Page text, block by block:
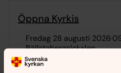
Öppna Kyrkis
fredag 28 augusti 2026·
Bällstabergslokalen
Lek & Sång. Prat & Fika. För